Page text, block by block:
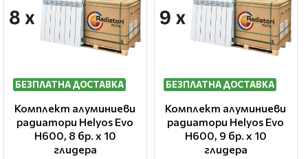
БЕЗПЛАТНА ДОСТАВКА
Комплект алуминиеви
радиатори Helyos Evo
H600, 8 бр. x 10
глидера
БЕЗПЛАТНА ДОСТАВКА
Комплект алуминиеви
радиатори Helyos Evo
H600, 9 бр. x 10
глидера